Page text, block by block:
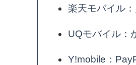
楽天モバイル
UQモバイル：
Y!mobile：